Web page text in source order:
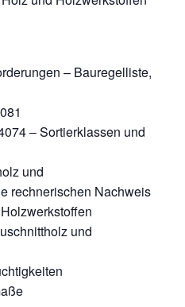
– Bauregelliste,
– Sortierklassen und
und
rechnerischen Nachweis
und